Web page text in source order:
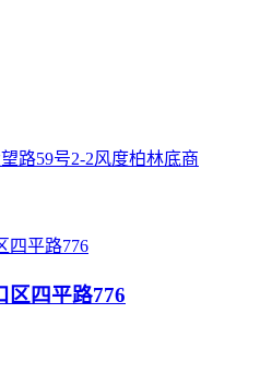
路59号2-2风度柏林底商
区四平路776